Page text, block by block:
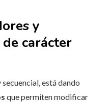
y
carácter
está dando
que permiten modificar